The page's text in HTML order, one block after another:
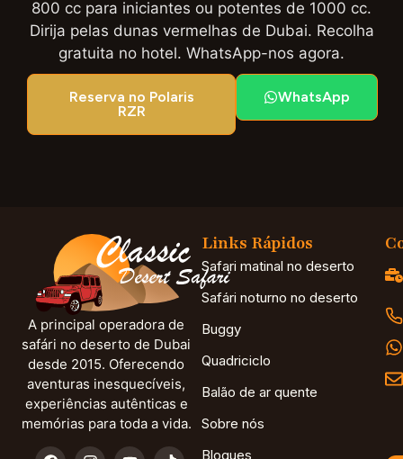
800 cc para iniciantes ou potentes de 1000 cc.
Dirija pelas dunas vermelhas de Dubai. Recolha
gratuita no hotel. WhatsApp-nos agora.
Reserva no Polaris
RZR
WhatsApp
A principal operadora de
safári no deserto de Dubai
desde 2015. Oferecendo
aventuras inesquecíveis,
experiências autênticas e
memórias para toda a vida.
Links Rápidos
Safari matinal no deserto
Safári noturno no deserto
Buggy
Quadriciclo
Balão de ar quente
Sobre nós
Blogues